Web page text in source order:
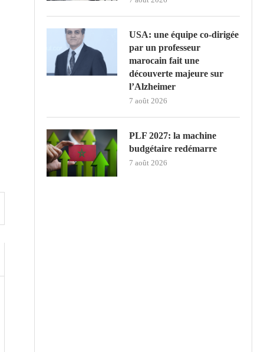
USA: une équipe co-dirigée
par un professeur
marocain fait une
découverte majeure sur
l’Alzheimer
7 août 2026
PLF 2027: la machine
budgétaire redémarre
7 août 2026